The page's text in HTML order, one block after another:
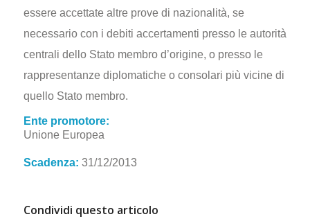
essere accettate altre prove di nazionalità, se
necessario con i debiti accertamenti presso le autorità
centrali dello Stato membro d’origine, o presso le
rappresentanze diplomatiche o consolari più vicine di
quello Stato membro.
Ente promotore:
Unione Europea
Scadenza: 31/12/2013
Condividi questo articolo